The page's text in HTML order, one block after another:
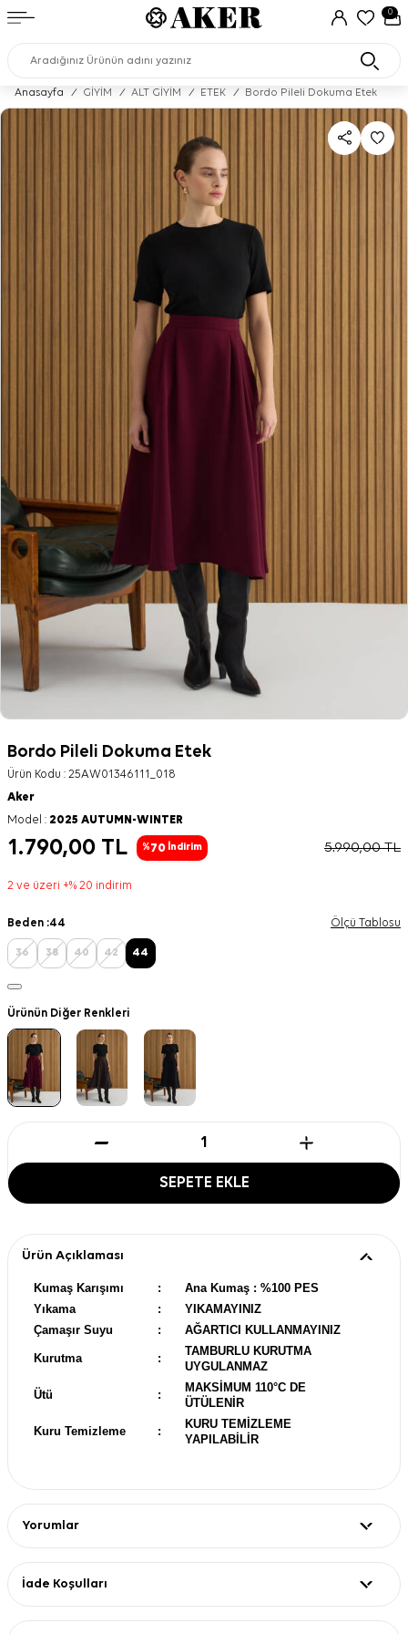
0
Anasayfa / GİYİM / ALT GİYİM / ETEK / Bordo Pileli Dokuma Etek
Bordo Pileli Dokuma Etek
Ürün Kodu : 25AW01346111_018
Aker
Model : 2025 AUTUMN-WINTER
1.790,00 TL %70 İndirim 5.990,00TL
2 ve üzeri +% 20 indirim
Beden :44 Ölçü Tablosu
36 38 40 42 44
Ürünün Diğer Renkleri
SEPETE EKLE
Ürün Açıklaması
Kumaş Karışımı :
Ana Kumaş : %100 PES
Yıkama
:
YIKAMAYINIZ
Çamaşır Suyu
: AĞARTICI KULLANMAYINIZ
Kurutma :
TAMBURLU KURUTMA
UYGULANMAZ
Ütü :
MAKSİMUM 110°C DE
ÜTÜLENİR
Kuru Temizleme :
KURU TEMİZLEME
YAPILABİLİR
Yorumlar
İade Koşulları